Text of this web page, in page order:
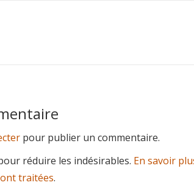
pour publier un commentaire.
réduire les indésirables. En savoir
traitées.